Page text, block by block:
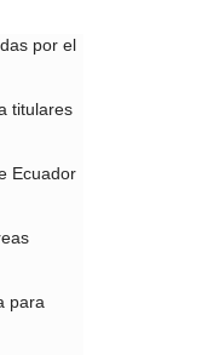
por el
titulares
Ecuador
para